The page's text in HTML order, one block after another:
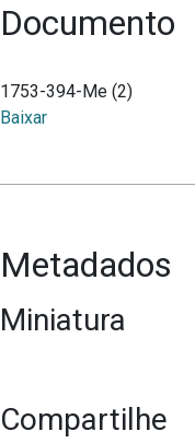
Documento
1753-394-Me (2)
Baixar
Metadados
Miniatura
Compartilhe